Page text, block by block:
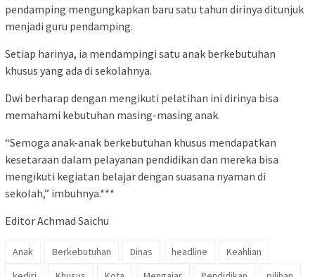
pendamping mengungkapkan baru satu tahun dirinya ditunjuk
menjadi guru pendamping.
Setiap harinya, ia mendampingi satu anak berkebutuhan
khusus yang ada di sekolahnya.
Dwi berharap dengan mengikuti pelatihan ini dirinya bisa
memahami kebutuhan masing-masing anak.
“Semoga anak-anak berkebutuhan khusus mendapatkan
kesetaraan dalam pelayanan pendidikan dan mereka bisa
mengikuti kegiatan belajar dengan suasana nyaman di
sekolah,” imbuhnya.***
Editor Achmad Saichu
Anak Berkebutuhan Dinas headline
Keahlian